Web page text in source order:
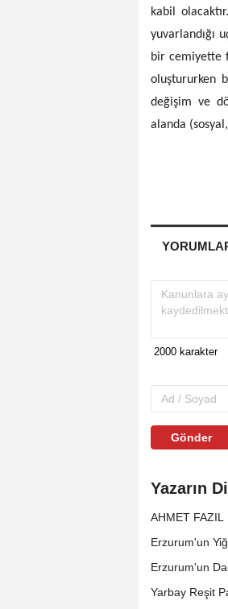
kabil
yuvarlandığı
bir cemiyette
oluştururken
değişim ve
alanda
Gönder
Yazarın
AHMET FAZIL
Erzurum'un
Erzurum'un
Yarbay Reşit